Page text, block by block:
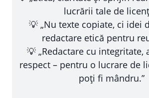
lucrării tale de
💡 „Nu texte copiate, ci idei
redactare etică pentru
💡 „Redactare cu integritate,
respect – pentru o lucrare de
poți fi mândru.”